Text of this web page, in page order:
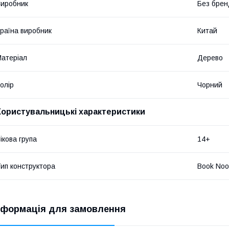
Без
виробник Китай
Дерево
Чорний
характеристики
група 14+
конструктора Book
для замовлення